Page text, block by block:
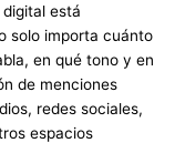
está
solo importa cuánto
en qué tono y en
de menciones
redes sociales,
espacios